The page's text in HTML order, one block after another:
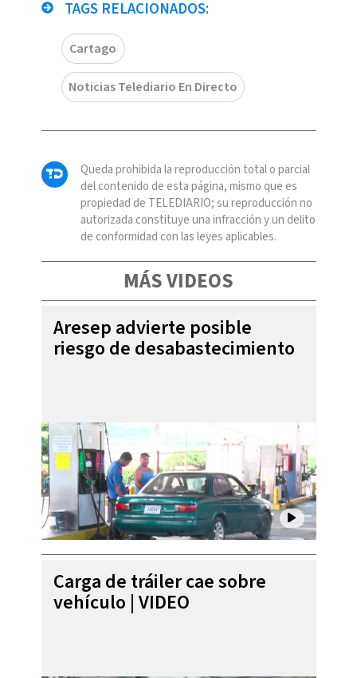
TAGS RELACIONADOS:
Cartago
Noticias Telediario En Directo
Queda prohibida la reproducción total o parcial
del contenido de esta página, mismo que es
propiedad de TELEDIARIO; su reproducción no
autorizada constituye una infracción y un delito
de conformidad con las leyes aplicables.
MÁS VIDEOS
Aresep advierte posible
riesgo de desabastecimiento
Carga de tráiler cae sobre
vehículo | VIDEO